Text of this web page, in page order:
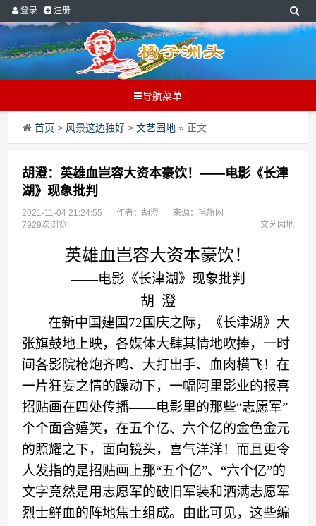
登录 注册
导航菜单
首页 > 风景这边独好 >文艺园地 » 正文
胡澄：英雄血岂容大资本豪饮！——电影《长津
湖》现象批判
2021-11-04 21:24:55 作者：胡澄
来源：毛旗网
7929次浏览
文艺园地
英雄血岂容大资本豪饮！
——电影 《长津湖》 现象批判
胡 澄
在新中国 建国 72 国庆之际， 《长津湖》 大
张旗鼓地 上映，各媒体大肆其情地吹捧，一时
间各影院枪炮齐鸣、 大打出手、 血肉横飞！在
一片狂妄之情的躁动下，一幅阿里影业的报喜
招贴画在四处传播——电影里的那些“志愿军”
个个面含嬉笑，在五个亿、六个亿的金色金元
的照耀之下， 面向镜头，喜气洋洋！ 而且更令
人发指的是招贴画上那“五个亿”、 “六个亿”的
文字竟然是用志愿军的破旧军装和洒满志愿军
烈士鲜血的阵地焦土组成。由此可见，这些编